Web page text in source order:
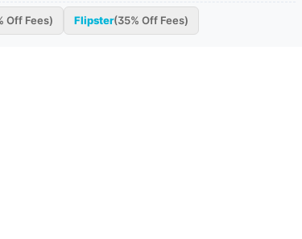
Off Fees) Flipster(35% Off Fees)